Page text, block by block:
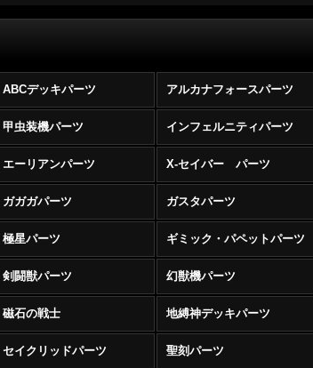
ABCデッキパーツ アルカナフォースパーツ
甲虫装機パーツ インフェルニティパーツ
エーリアンパーツ X-セイバー パーツ
ガガガパーツ ガスタパーツ
極星パーツ ギミック・パペットパーツ
剣闘獣パーツ 幻獣機パーツ
磁石の戦士 地縛神デッキパーツ
セイクリッドパーツ 聖刻パーツ